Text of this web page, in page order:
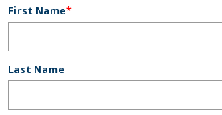
First Name*
Last Name